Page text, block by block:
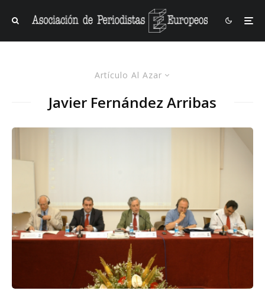
Artículo Al Azar
Javier Fernández Arribas